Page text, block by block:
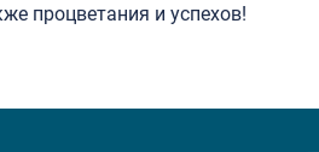
процветания и успехов!